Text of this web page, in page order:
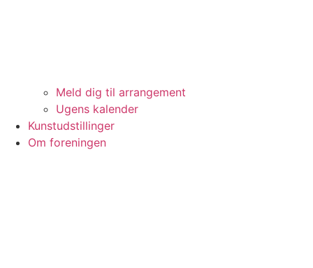
Meld dig til arrangement
Ugens kalender
Kunstudstillinger
Om foreningen